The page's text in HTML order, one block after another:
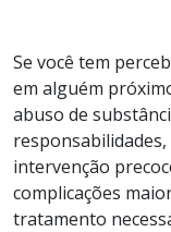
Se você tem
em alguém
abuso de
intervenção
complicações
tratamento